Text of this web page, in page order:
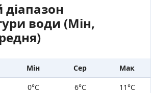
води (Мін,
Мін Сер
Мак
0°C 6°C
11°C